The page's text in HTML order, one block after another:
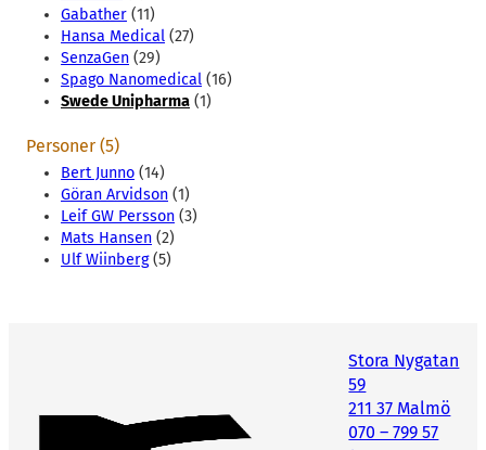
Gabather (11)
Hansa Medical (27)
SenzaGen (29)
Spago Nanomedical (16)
Swede Unipharma (1)
Personer (5)
Bert Junno (14)
Göran Arvidson (1)
Leif GW Persson (3)
Mats Hansen (2)
Ulf Wiinberg(5)
Stora Nygatan
59
211 37 Malmö
070 – 799 57